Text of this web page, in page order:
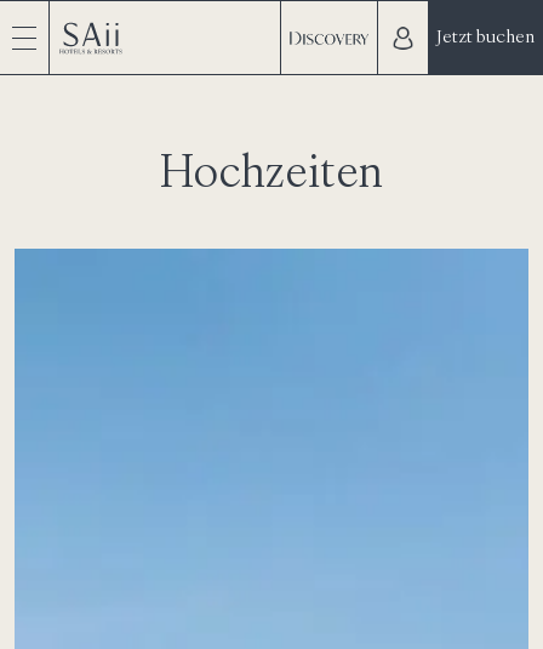
Jetzt buchen
Hochzeiten